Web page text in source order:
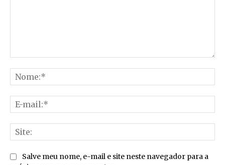
Salve meu nome, e-mail e site neste navegador para a